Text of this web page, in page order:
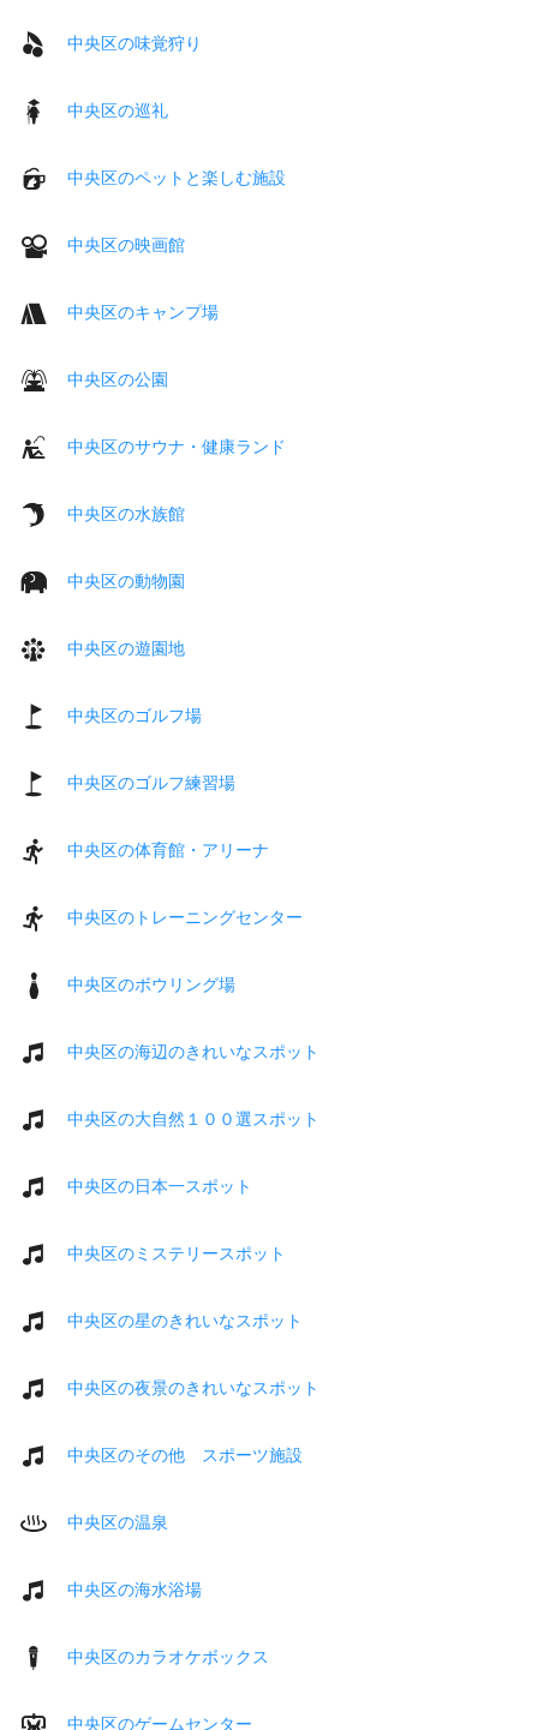
中央区の味覚狩り
中央区の巡礼
中央区のペットと楽しむ施設
中央区の映画館
中央区のキャンプ場
中央区の公園
中央区のサウナ・健康ランド
中央区の水族館
中央区の動物園
中央区の遊園地
中央区のゴルフ場
中央区のゴルフ練習場
中央区の体育館・アリーナ
中央区のトレーニングセンター
中央区のボウリング場
中央区の海辺のきれいなスポット
中央区の大自然１００選スポット
中央区の日本一スポット
中央区のミステリースポット
中央区の星のきれいなスポット
中央区の夜景のきれいなスポット
中央区のその他 スポーツ施設
中央区の温泉
中央区の海水浴場
中央区のカラオケボックス
中央区のゲームセンター